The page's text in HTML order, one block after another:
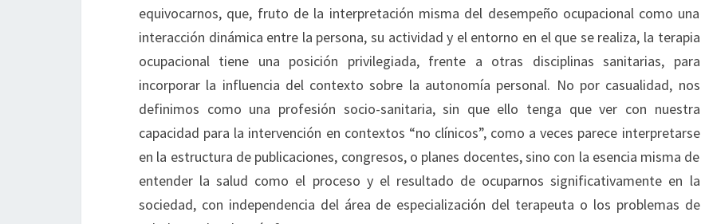
equivocarnos, que, fruto de la interpretación misma del desempeño ocupacional como una
interacción dinámica entre la persona, su actividad y el entorno en el que se realiza, la terapia
ocupacional tiene una posición privilegiada, frente a otras disciplinas sanitarias, para
incorporar la influencia del contexto sobre la autonomía personal. No por casualidad, nos
definimos como una profesión socio-sanitaria, sin que ello tenga que ver con nuestra
capacidad para la intervención en contextos “no clínicos”, como a veces parece interpretarse
en la estructura de publicaciones, congresos, o planes docentes, sino con la esencia misma de
entender la salud como el proceso y el resultado de ocuparnos significativamente en la
sociedad, con independencia del área de especialización del terapeuta o los problemas de